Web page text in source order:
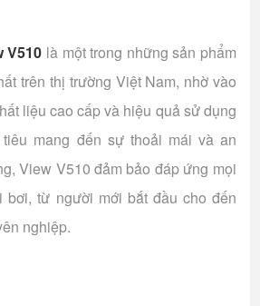
V510 là một trong những sản phẩm
trên thị trường Việt Nam, nhờ vào
liệu cao cấp và hiệu quả sử dụng
mang đến sự thoải mái và an
View V510 đảm bảo đáp ứng mọi
bơi, từ người mới bắt đầu cho đến
nghiệp.